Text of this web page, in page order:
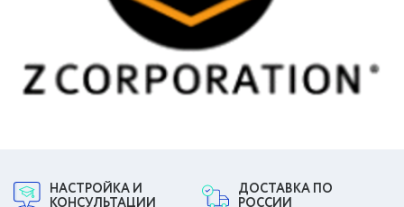
НАСТРОЙКА И
ДОСТАВКА ПО